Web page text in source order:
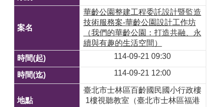
華齡公園整建工程委託設計暨監造
技術服務案-華齡公園設計工作坊
（我們的華齡公園：打造共融、永
續與有趣的生活空間）
114-09-21 09:30
114-09-21 12:00
臺北市士林區百齡國民國小行政樓
1樓視聽教室（臺北市士林區福港